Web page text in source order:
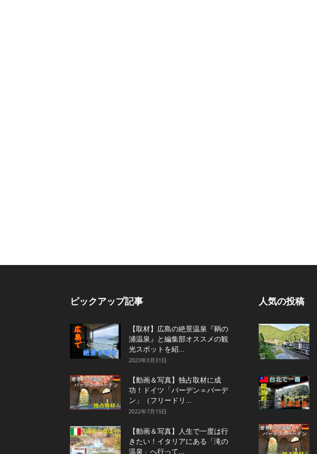
ピックアップ記事
【取材】広島の絶景温泉『鞆の
浦温泉』と編集部オススメの観
光スポットを紹...
2023年3月31日
【動画＆写真】独占取材に成
功！ドイツ「バーデン＝バーデ
ン」（フリードリ...
2022年7月15日
【動画＆写真】人生で一度は行
きたい！イタリアにある「滝の
温泉」へ行って...
人気の投稿